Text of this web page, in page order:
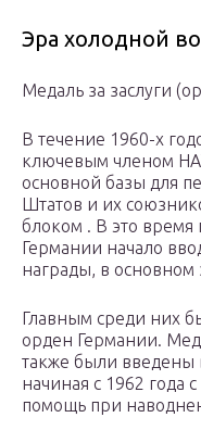
Эра холодной
Медаль за заслуги
В течение 1960-х
ключевым членом
основной базы для
Штатов и их
блоком . В это время
Германии начало
награды, в основном
Главным среди них
орден Германии.
также были введены
начиная с 1962 года
помощь при